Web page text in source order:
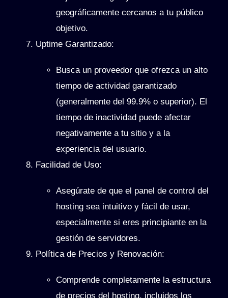
geográficamente cercanos a tu público
objetivo.
Uptime Garantizado:
Busca un proveedor que ofrezca un alto
tiempo de actividad garantizado
(generalmente del 99.9% o superior). El
tiempo de inactividad puede afectar
negativamente a tu sitio y a la
experiencia del usuario.
Facilidad de Uso:
Asegúrate de que el panel de control del
hosting sea intuitivo y fácil de usar,
especialmente si eres principiante en la
gestión de servidores.
Política de Precios y Renovación:
Comprende completamente la estructura
de precios del hosting, incluidos los